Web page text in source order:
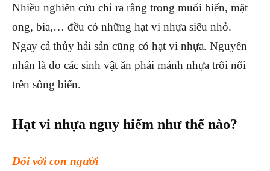
Nhiều nghiên cứu chỉ ra rằng trong muối biển, mật
ong, bia,… đều có những hạt vi nhựa siêu nhỏ.
Ngay cả thủy hải sản cũng có hạt vi nhựa. Nguyên
nhân là do các sinh vật ăn phải mảnh nhựa trôi nổi
trên sông biển.
Hạt vi nhựa nguy hiểm như thế nào?
Đối với con người